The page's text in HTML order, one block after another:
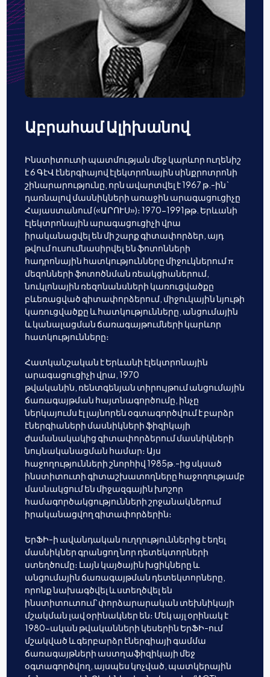
Աբրահամ Ալիխանով
Ինստիտուտի պատմության մեջ կարևոր ուղենիշ
է 6 ԳէՎ էներգիայով էլեկտրոնային սինքրոտրոնի
շինարարությունը, որն ավարտվել է 1967 թ.-ին`
դառնալով մասնիկների առաջին արագացուցիչը
Հայաստանում («ԱՐՈՒՍ»)։ 1970-1991թթ. Երևանի
էլեկտրոնային արագացուցիչի վրա
իրականացվել են մի շարք գիտափորձեր, այդ
թվում ուսումնասիրվել են ֆոտոնների
հադրոնային հատկությունները միջուկներում π
մեզոնների ֆոտոծնման ռեակցիաներում,
նուկլոնային ռեզոնանսների կառուցվածքը
բևեռացված գիտափորձերում, միջուկային նյութի
կառուցվածքը և հատկությունները, անցումային
և կանալացման ճառագայթումների կարևոր
հատկությունները։
Հատկանշական է Երևանի էլեկտրոնային
արագացուցիչի վրա, 1970
թվականին, ռենտգենյան տիրույթում անցումային
ճառագայթման հայտնագործումը, ինչը
ներկայումս էլ լայնորեն օգտագործվում է բարձր
էներգիաների մասնիկների ֆիզիկայի
ժամանակակից գիտափորձերում մասնիկների
նույնականացման համար։ Այս
հաջողությունների շնորհիվ 1985թ.-ից սկսած
ինստիտուտի գիտաշխատողները հաջողությամբ
մասնակցում են միջազգային խոշոր
համագործակցությունների շրջանակներում
իրականացվող գիտափորձերին։
ԵրՖԻ-ի ավանդական ուղղություններից է եղել
մասնիկներ գրանցող նոր դետեկտորների
ստեղծումը։ Լայն կայծային խցիկները և
անցումային ճառագայթման դետեկտորները,
որոնք նախագծվել և ստեղծվել են
ինստիտուտում՝ փորձարարական տեխնիկայի
մշակման լավ օրինակներ են։ Մեկ այլ օրինակ է
1980-ական թվականների կեսերին ԵրՖԻ-ում
մշակված և գերբարձր էներգիայի գամմա
ճառագայթների աստղաֆիզիկայի մեջ
օգտագործվող, այսպես կոչված, պատկերային